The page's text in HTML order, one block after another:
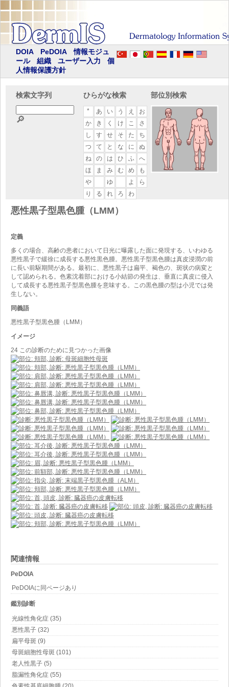
DOIA PeDOIA
情報モジュ
ール
組織 ユーザー入力
個
人情報保護方針
検索文字列
🔎
ひらがな検索
* あ い う え
お
か
き く け こ
さ
し
す せ そ た
ち
つ
て と な に
ぬ
ね
の は ひ ふ
へ
ほ
ま み む め
も
や
ゆ よ
ら
り
る れ ろ わ
部位別検索
関連情報
PeDOIA
PeDOIAに同ページあり
鑑別診断
光線性角化症 (35)
悪性黒子 (32)
扁平母斑 (9)
母斑細胞性母斑 (101)
老人性黒子 (5)
脂漏性角化症 (55)
悪性黒子型黒色腫（LMM）
定義
多くの場合、高齢の患者において日光に曝露した面に発現する、いわゆる
悪性黒子で緩徐に成長する悪性黒色腫。悪性黒子型黒色腫は真皮浸潤の前
に長い前駆期間がある。最初に、悪性黒子は扁平、褐色の、斑状の病変と
して認められる。色素沈着部における小結節の発生は、垂直に真皮に侵入
して成長する悪性黒子型黒色腫を意味する。この黒色腫の型は小児では発
生しない。
同義語
悪性黒子型黒色腫（LMM）
イメージ
24 この診断のために見つかった画像